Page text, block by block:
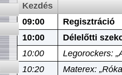
Kezdés
09:00
Regisztráció
10:00
Délelőtti
10:00
Legorockers:
10:20
Materex: